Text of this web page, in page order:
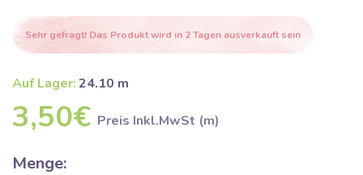
Sehr gefragt! Das Produkt wird in 2 Tagen ausverkauft sein
Auf Lager:24.10 m
3,50€ Preis Inkl.MwSt (m)
Menge: